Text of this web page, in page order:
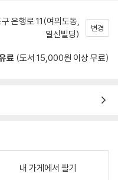
은행로 11(여의도동,
일신빌딩)
변경
료 (도서 15,000원 이상 무료)
내 가게에서 팔기